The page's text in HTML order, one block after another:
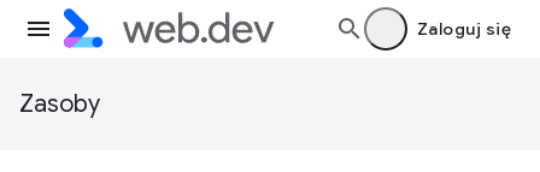
Zaloguj się
Zasoby